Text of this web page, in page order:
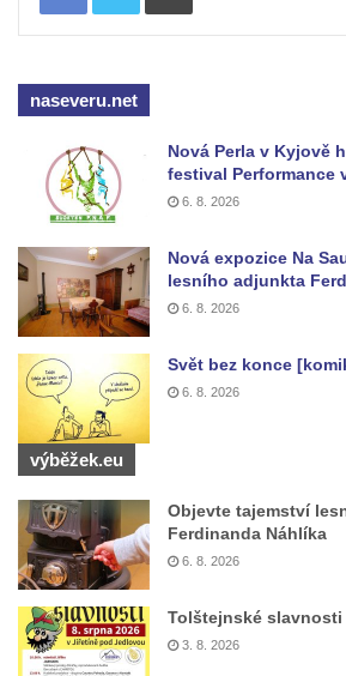
Tanvaldu
Riedlova hrobka v Desné
Kaple svaté Alžběty Durynské v Dolních
Křečanech
Márnice nového hřbitova ve Starých
Křečanech
Bývalá márnice u hřbitova v Dubé
Kostel Nalezení svatého Kříže v Dubé
Kostel Nanebevzetí Panny Marie v
Kostel svatého Klementa v Levém Hradci
Kostel Wang (Karpacz – Bierutowice,
Polsko)
Skalní kaple Nejsvětější Trojice u Česká
Kamenice
Kostel svatého Vendelína v Perštejně
Kostel Nejsvětější Trojice v Klášterci nad
Ohří
naseveru.net
Nová Perla v Kyjově
festival Performance
6. 8. 2026
Nová expozice Na
lesního adjunkta
6. 8. 2026
Svět bez konce
6. 8. 2026
výběžek.eu
Objevte tajemství
Ferdinanda Náhlíka
6. 8. 2026
Tolštejnské slavnosti
3. 8. 2026